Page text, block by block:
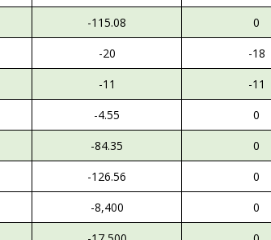
-115.08
0
-20
-18
-11
-11
-4.55
0
-84.35
0
-126.56
0
-8,400
0